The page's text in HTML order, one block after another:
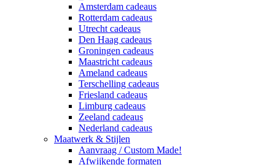
Amsterdam cadeaus
Rotterdam cadeaus
Utrecht cadeaus
Den Haag cadeaus
Groningen cadeaus
Maastricht cadeaus
Ameland cadeaus
Terschelling cadeaus
Friesland cadeaus
Limburg cadeaus
Zeeland cadeaus
Nederland cadeaus
Maatwerk & Stijlen
Aanvraag / Custom Made!
Afwijkende formaten